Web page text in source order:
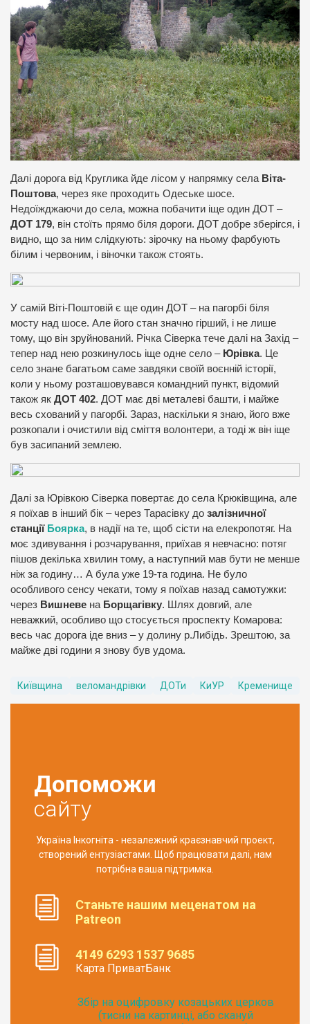
Далі дорога від Круглика йде лісом у напрямку села Віта-
Поштова, через яке проходить Одеське шосе.
Недоїжджаючи до села, можна побачити іще один ДОТ –
ДОТ 179, він стоїть прямо біля дороги. ДОТ добре зберігся, і
видно, що за ним слідкують: зірочку на ньому фарбують
білим і червоним, і віночки також стоять.
У самій Віті-Поштовій є ще один ДОТ – на пагорбі біля
мосту над шосе. Але його стан значно гірший, і не лише
тому, що він зруйнований. Річка Сіверка тече далі на Захід –
тепер над нею розкинулось іще одне село – Юрівка. Це
село знане багатьом саме завдяки своїй воєнній історії,
коли у ньому розташовувався командний пункт, відомий
також як ДОТ 402. ДОТ має дві металеві башти, і майже
весь схований у пагорбі. Зараз, наскільки я знаю, його вже
розкопали і очистили від сміття волонтери, а тоді ж він іще
був засипаний землею.
Далі за Юрівкою Сіверка повертає до села Крюківщина, але
я поїхав в інший бік – через Тарасівку до залізничної
станції Боярка, в надії на те, щоб сісти на елекропотяг. На
моє здивування і розчарування, приїхав я невчасно: потяг
пішов декілька хвилин тому, а наступний мав бути не менше
ніж за годину… А була уже 19-та година. Не було
особливого сенсу чекати, тому я поїхав назад самотужки:
через Вишневе на Борщагівку. Шлях довгий, але
неважкий, особливо що стосується проспекту Комарова:
весь час дорога іде вниз – у долину р.Либідь. Зрештою, за
майже дві години я знову був удома.
Київщина веломандрівки ДОТи КиУР Кременище
Допоможи
сайту
Україна Інкогніта - незалежний краєзнавчий проект,
створений ентузіастами. Щоб працювати далі, нам
потрібна ваша підтримка.
Станьте нашим меценатом на
Patreon
4149 6293 1537 9685
Карта ПриватБанк
Збір на оцифровку козацьких церков
(тисни на картинці, або скануй